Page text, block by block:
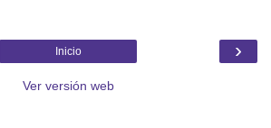
›
Inicio
Ver versión web